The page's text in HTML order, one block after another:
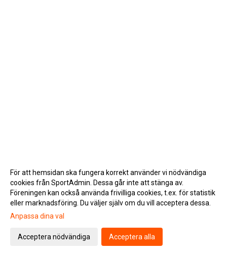
Gå till Webbversion
För att hemsidan ska fungera korrekt använder vi nödvändiga
cookies från SportAdmin. Dessa går inte att stänga av.
Föreningen kan också använda frivilliga cookies, t.ex. för statistik
eller marknadsföring. Du väljer själv om du vill acceptera dessa.
Anpassa dina val
Acceptera nödvändiga Acceptera alla